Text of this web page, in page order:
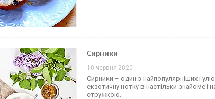
Сирники
10 червня 2020
Сирники – один з найпопулярніших і
екзотичну нотку в настільки знайоме
стружкою.